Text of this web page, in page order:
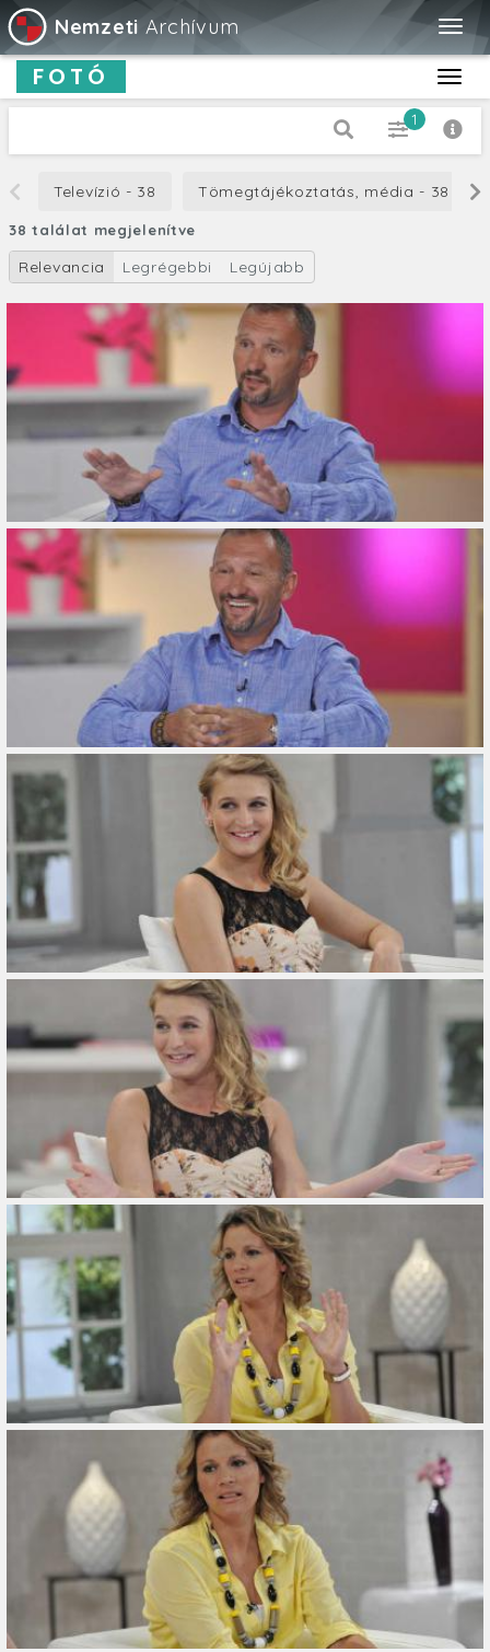
Nemzeti Archívum
FOTÓ
1
Dátum típus
-tól
-ig
Orientáció
Összes
Gyűjtemény
Összes
Összes
Ajánlott Ingyenes
Légifelvétel
10 évnél régebbiek
Fotós(ok)
Szerepel
Fotós hozzáadása
Hozzáad
Szűrő törlése
Televízió - 38 Tömegtájékoztatás, média - 38
38 találat megjelenítve
Relevancia Legrégebbi Legújabb